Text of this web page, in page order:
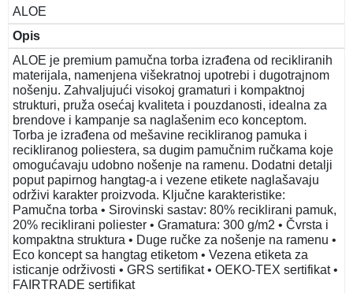
ALOE
Opis
ALOE je premium pamučna torba izrađena od recikliranih
materijala, namenjena višekratnoj upotrebi i dugotrajnom
nošenju. Zahvaljujući visokoj gramaturi i kompaktnoj
strukturi, pruža osećaj kvaliteta i pouzdanosti, idealna za
brendove i kampanje sa naglašenim eco konceptom.
Torba je izrađena od mešavine recikliranog pamuka i
recikliranog poliestera, sa dugim pamučnim ručkama koje
omogućavaju udobno nošenje na ramenu. Dodatni detalji
poput papirnog hangtag-a i vezene etikete naglašavaju
održivi karakter proizvoda. Ključne karakteristike:
Pamučna torba • Sirovinski sastav: 80% reciklirani pamuk,
20% reciklirani poliester • Gramatura: 300 g/m2 • Čvrsta i
kompaktna struktura • Duge ručke za nošenje na ramenu •
Eco koncept sa hangtag etiketom • Vezena etiketa za
isticanje održivosti • GRS sertifikat • OEKO-TEX sertifikat •
FAIRTRADE sertifikat